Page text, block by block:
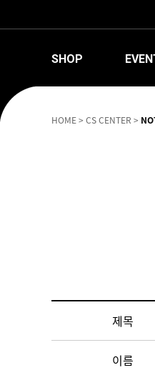
SHOP
HOME> CS CENTER >
제목
이름